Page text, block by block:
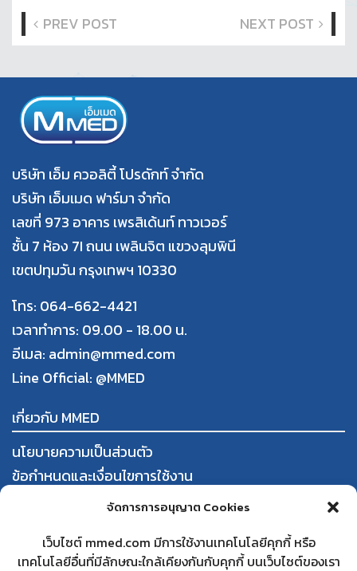
จัดการการอนุญาต Cookies
เว็บไซต์ mmed.com มีการใช้งานเทคโนโลยีคุกกี้ หรือ
เทคโนโลยีอื่นที่มีลักษณะใกล้เคียงกันกับคุกกี้ บนเว็บไซต์ของเรา
PREV POST NEXT POST
บริษัท เอ็ม ควอลิตี้ โปรดักท์ จำกัด
บริษัท เอ็มเมด ฟาร์มา จำกัด
เลขที่ 973 อาคาร เพรสิเด้นท์ ทาวเวอร์
ชั้น 7 ห้อง 7I ถนน เพลินจิต แขวงลุมพินี
เขตปทุมวัน กรุงเทพฯ 10330
โทร: 064-662-4421
เวลาทำการ: 09.00 - 18.00 น.
อีเมล: admin@mmed.com
Line Official: @MMED
เกี่ยวกับ MMED
นโยบายความเป็นส่วนตัว
ข้อกำหนดและเงื่อนไขการใช้งาน
การสั่งซื้อและชำระสินค้า
ใบทะเบียนพาณิชย์